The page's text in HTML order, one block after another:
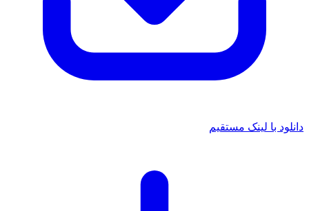
دانلود با لینک مستقیم